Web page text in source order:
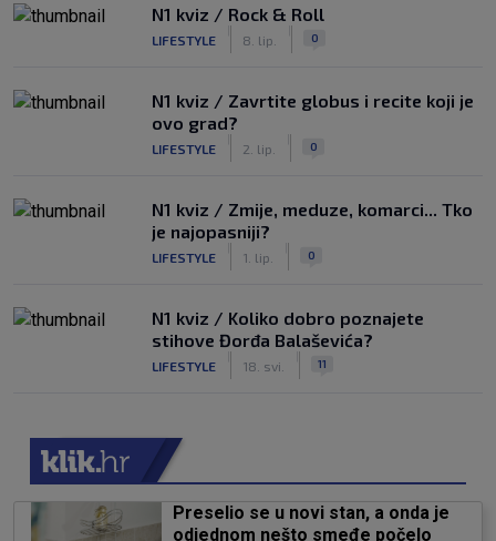
N1 kviz / Rock & Roll
LIFESTYLE 8. lip. 0
N1 kviz / Zavrtite globus i recite koji je
ovo grad?
LIFESTYLE 2. lip. 0
N1 kviz / Zmije, meduze, komarci... Tko
je najopasniji?
LIFESTYLE 1. lip. 0
N1 kviz / Koliko dobro poznajete
stihove Đorđa Balaševića?
LIFESTYLE 18. svi. 11
Preselio se u novi stan, a onda je
odjednom nešto smeđe počelo